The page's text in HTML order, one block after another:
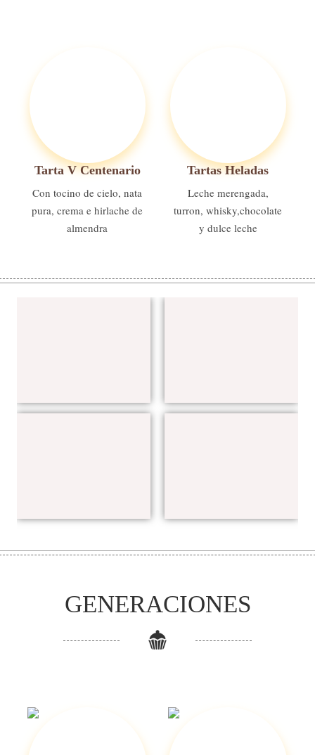
Tarta V Centenario
Con tocino de cielo, nata
pura, crema e hirlache de
almendra
Tartas Heladas
Leche merengada,
turron, whisky,chocolate
y dulce leche
GENERACIONES